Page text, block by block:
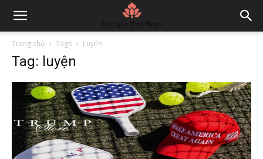
Trang chủ Tags Luyện
Tag: luyện